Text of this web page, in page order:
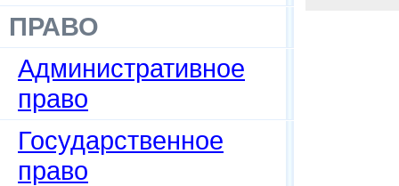
ПРАВО
Административное
право
Государственное
право